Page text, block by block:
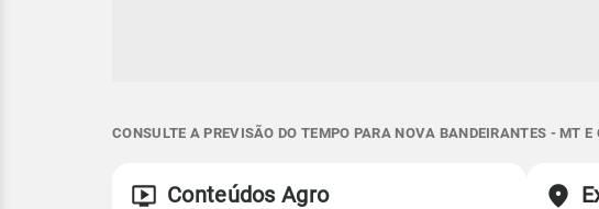
CONSULTE A PREVISÃO DO TEMPO PARA NOVA BANDEIRANTES - MT
Conteúdos Agro